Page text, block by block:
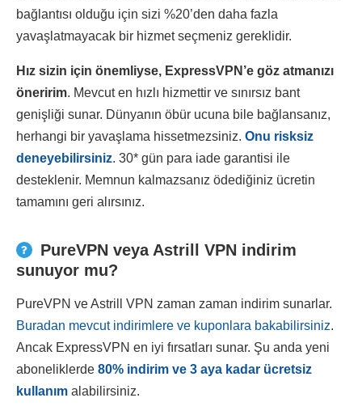
bağlantısı olduğu için sizi %20’den daha fazla
yavaşlatmayacak bir hizmet seçmeniz gereklidir.
Hız sizin için önemliyse, ExpressVPN’e göz atmanızı
öneririm. Mevcut en hızlı hizmettir ve sınırsız bant
genişliği sunar. Dünyanın öbür ucuna bile bağlansanız,
herhangi bir yavaşlama hissetmezsiniz. Onu risksiz
deneyebilirsiniz. 30* gün para iade garantisi ile
desteklenir. Memnun kalmazsanız ödediğiniz ücretin
tamamını geri alırsınız.
PureVPN veya Astrill VPN indirim
sunuyor mu?
PureVPN ve Astrill VPN zaman zaman indirim sunarlar.
Buradan mevcut indirimlere ve kuponlara bakabilirsiniz.
Ancak ExpressVPN en iyi fırsatları sunar. Şu anda yeni
aboneliklerde 80% indirim ve 3 aya kadar ücretsiz
kullanım alabilirsiniz.